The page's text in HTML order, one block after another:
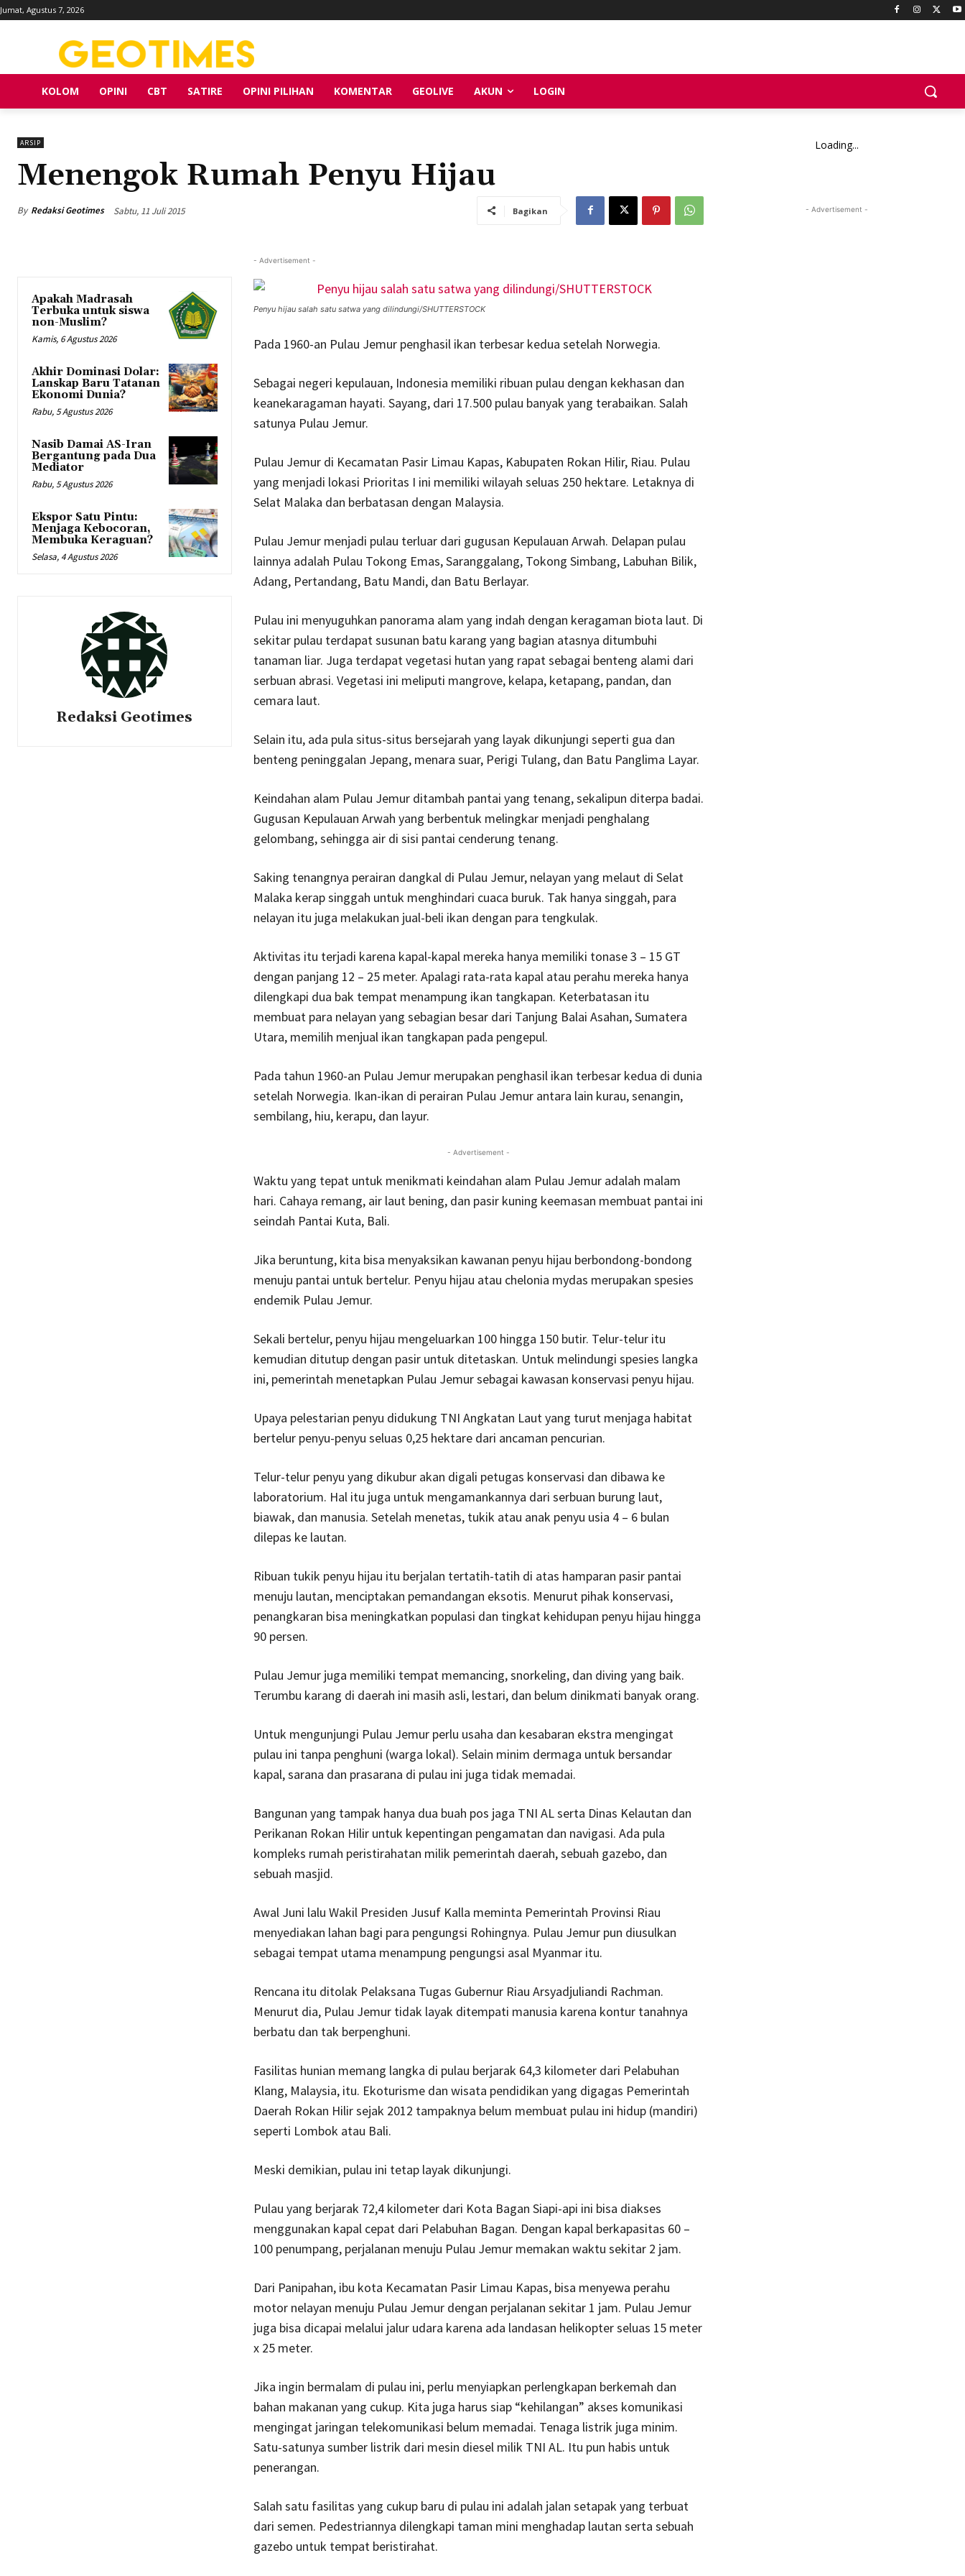
Jumat, Agustus 7, 2026
KOLOM OPINI CBT SATIRE OPINI PILIHAN KOMENTAR GEOLIVE AKUN LOGIN
ARSIP
Menengok Rumah Penyu Hijau
By Redaksi Geotimes Sabtu, 11 Juli 2015 Bagikan
Apakah Madrasah
Terbuka untuk siswa
non-Muslim?
Kamis, 6 Agustus 2026
Akhir Dominasi Dolar:
Lanskap Baru Tatanan
Ekonomi Dunia?
Rabu, 5 Agustus 2026
Nasib Damai AS-Iran
Bergantung pada Dua
Mediator
Rabu, 5 Agustus 2026
Ekspor Satu Pintu:
Menjaga Kebocoran,
Membuka Keraguan?
Selasa, 4 Agustus 2026
Redaksi Geotimes
- Advertisement -
Penyu hijau salah satu satwa yang dilindungi/SHUTTERSTOCK
Pada 1960-an Pulau Jemur penghasil ikan terbesar kedua setelah Norwegia.
Sebagai negeri kepulauan, Indonesia memiliki ribuan pulau dengan kekhasan dan
keanekaragaman hayati. Sayang, dari 17.500 pulau banyak yang terabaikan. Salah
satunya Pulau Jemur.
Pulau Jemur di Kecamatan Pasir Limau Kapas, Kabupaten Rokan Hilir, Riau. Pulau
yang menjadi lokasi Prioritas I ini memiliki wilayah seluas 250 hektare. Letaknya di
Selat Malaka dan berbatasan dengan Malaysia.
Pulau Jemur menjadi pulau terluar dari gugusan Kepulauan Arwah. Delapan pulau
lainnya adalah Pulau Tokong Emas, Saranggalang, Tokong Simbang, Labuhan Bilik,
Adang, Pertandang, Batu Mandi, dan Batu Berlayar.
Pulau ini menyuguhkan panorama alam yang indah dengan keragaman biota laut. Di
sekitar pulau terdapat susunan batu karang yang bagian atasnya ditumbuhi
tanaman liar. Juga terdapat vegetasi hutan yang rapat sebagai benteng alami dari
serbuan abrasi. Vegetasi ini meliputi mangrove, kelapa, ketapang, pandan, dan
cemara laut.
Selain itu, ada pula situs-situs bersejarah yang layak dikunjungi seperti gua dan
benteng peninggalan Jepang, menara suar, Perigi Tulang, dan Batu Panglima Layar.
Keindahan alam Pulau Jemur ditambah pantai yang tenang, sekalipun diterpa badai.
Gugusan Kepulauan Arwah yang berbentuk melingkar menjadi penghalang
gelombang, sehingga air di sisi pantai cenderung tenang.
Saking tenangnya perairan dangkal di Pulau Jemur, nelayan yang melaut di Selat
Malaka kerap singgah untuk menghindari cuaca buruk. Tak hanya singgah, para
nelayan itu juga melakukan jual-beli ikan dengan para tengkulak.
Aktivitas itu terjadi karena kapal-kapal mereka hanya memiliki tonase 3 – 15 GT
dengan panjang 12 – 25 meter. Apalagi rata-rata kapal atau perahu mereka hanya
dilengkapi dua bak tempat menampung ikan tangkapan. Keterbatasan itu
membuat para nelayan yang sebagian besar dari Tanjung Balai Asahan, Sumatera
Utara, memilih menjual ikan tangkapan pada pengepul.
Pada tahun 1960-an Pulau Jemur merupakan penghasil ikan terbesar kedua di dunia
setelah Norwegia. Ikan-ikan di perairan Pulau Jemur antara lain kurau, senangin,
sembilang, hiu, kerapu, dan layur.
- Advertisement -
Waktu yang tepat untuk menikmati keindahan alam Pulau Jemur adalah malam
hari. Cahaya remang, air laut bening, dan pasir kuning keemasan membuat pantai ini
seindah Pantai Kuta, Bali.
Jika beruntung, kita bisa menyaksikan kawanan penyu hijau berbondong-bondong
menuju pantai untuk bertelur. Penyu hijau atau chelonia mydas merupakan spesies
endemik Pulau Jemur.
Sekali bertelur, penyu hijau mengeluarkan 100 hingga 150 butir. Telur-telur itu
kemudian ditutup dengan pasir untuk ditetaskan. Untuk melindungi spesies langka
ini, pemerintah menetapkan Pulau Jemur sebagai kawasan konservasi penyu hijau.
Upaya pelestarian penyu didukung TNI Angkatan Laut yang turut menjaga habitat
bertelur penyu-penyu seluas 0,25 hektare dari ancaman pencurian.
Telur-telur penyu yang dikubur akan digali petugas konservasi dan dibawa ke
laboratorium. Hal itu juga untuk mengamankannya dari serbuan burung laut,
biawak, dan manusia. Setelah menetas, tukik atau anak penyu usia 4 – 6 bulan
dilepas ke lautan.
Ribuan tukik penyu hijau itu berjalan tertatih-tatih di atas hamparan pasir pantai
menuju lautan, menciptakan pemandangan eksotis. Menurut pihak konservasi,
penangkaran bisa meningkatkan populasi dan tingkat kehidupan penyu hijau hingga
90 persen.
Pulau Jemur juga memiliki tempat memancing, snorkeling, dan diving yang baik.
Terumbu karang di daerah ini masih asli, lestari, dan belum dinikmati banyak orang.
Untuk mengunjungi Pulau Jemur perlu usaha dan kesabaran ekstra mengingat
pulau ini tanpa penghuni (warga lokal). Selain minim dermaga untuk bersandar
kapal, sarana dan prasarana di pulau ini juga tidak memadai.
Bangunan yang tampak hanya dua buah pos jaga TNI AL serta Dinas Kelautan dan
Perikanan Rokan Hilir untuk kepentingan pengamatan dan navigasi. Ada pula
kompleks rumah peristirahatan milik pemerintah daerah, sebuah gazebo, dan
sebuah masjid.
Awal Juni lalu Wakil Presiden Jusuf Kalla meminta Pemerintah Provinsi Riau
menyediakan lahan bagi para pengungsi Rohingnya. Pulau Jemur pun diusulkan
sebagai tempat utama menampung pengungsi asal Myanmar itu.
Rencana itu ditolak Pelaksana Tugas Gubernur Riau Arsyadjuliandi Rachman.
Menurut dia, Pulau Jemur tidak layak ditempati manusia karena kontur tanahnya
berbatu dan tak berpenghuni.
Fasilitas hunian memang langka di pulau berjarak 64,3 kilometer dari Pelabuhan
Klang, Malaysia, itu. Ekoturisme dan wisata pendidikan yang digagas Pemerintah
Daerah Rokan Hilir sejak 2012 tampaknya belum membuat pulau ini hidup (mandiri)
seperti Lombok atau Bali.
Meski demikian, pulau ini tetap layak dikunjungi.
Pulau yang berjarak 72,4 kilometer dari Kota Bagan Siapi-api ini bisa diakses
menggunakan kapal cepat dari Pelabuhan Bagan. Dengan kapal berkapasitas 60 –
100 penumpang, perjalanan menuju Pulau Jemur memakan waktu sekitar 2 jam.
Dari Panipahan, ibu kota Kecamatan Pasir Limau Kapas, bisa menyewa perahu
motor nelayan menuju Pulau Jemur dengan perjalanan sekitar 1 jam. Pulau Jemur
juga bisa dicapai melalui jalur udara karena ada landasan helikopter seluas 15 meter
x 25 meter.
Jika ingin bermalam di pulau ini, perlu menyiapkan perlengkapan berkemah dan
bahan makanan yang cukup. Kita juga harus siap “kehilangan” akses komunikasi
mengingat jaringan telekomunikasi belum memadai. Tenaga listrik juga minim.
Satu-satunya sumber listrik dari mesin diesel milik TNI AL. Itu pun habis untuk
penerangan.
Salah satu fasilitas yang cukup baru di pulau ini adalah jalan setapak yang terbuat
dari semen. Pedestriannya dilengkapi taman mini menghadap lautan serta sebuah
gazebo untuk tempat beristirahat.
Loading...
- Advertisement -